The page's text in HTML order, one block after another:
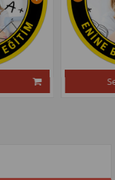
Sepete Ekle